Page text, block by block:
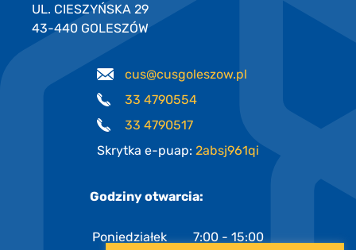
UL. CIESZYŃSKA 29
43-440 GOLESZÓW
cus@cusgoleszow.pl
33 4790554
33 4790517
Skrytka e-puap: 2absj961qi
Godziny otwarcia:
Poniedziałek
7:00 - 15:00